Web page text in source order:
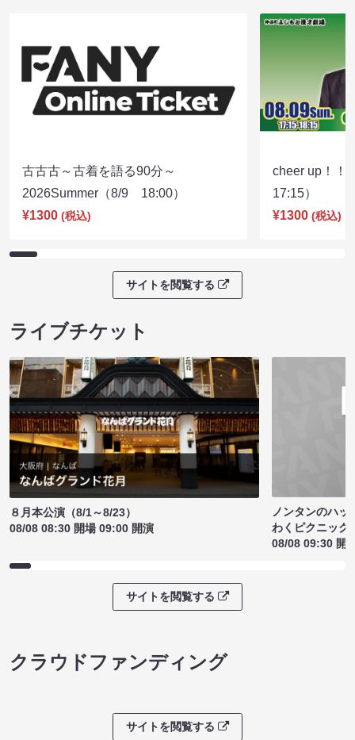
古古古～古着を語る90分～
2026Summer（8/9 18:00）
¥1300 (税込)
cheer up！
17:15）
¥1300 (税込)
サイトを閲覧する
ライブチケット
８月本公演（8/1～8/23）
08/08 08:30 開場 09:00 開演
ノンタンのハッ
わくピクニック
08/08 09:30 開
サイトを閲覧する
クラウドファンディング
サイトを閲覧する